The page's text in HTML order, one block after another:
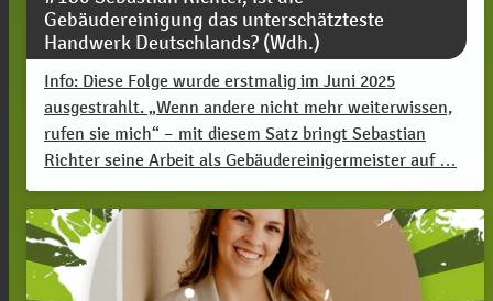
Gebäudereinigung das unterschätzteste
Handwerk Deutschlands? (Wdh.)
Info: Diese Folge wurde erstmalig im Juni 2025
ausgestrahlt. „Wenn andere nicht mehr weiterwissen,
rufen sie mich“ – mit diesem Satz bringt Sebastian
Richter seine Arbeit als Gebäudereinigermeister auf …